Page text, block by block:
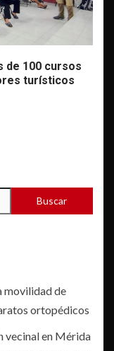
de 100 cursos
turísticos
Buscar
movilidad de
ortopédicos
vecinal en Mérida